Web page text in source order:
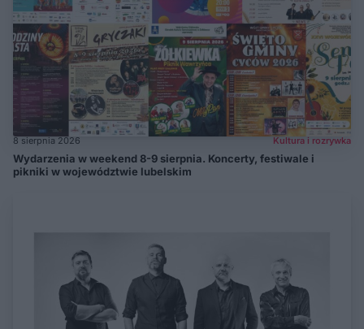
8 sierpnia 2026 Kultura i rozrywka
Wydarzenia w weekend 8-9 sierpnia. Koncerty, festiwale i
pikniki w województwie lubelskim